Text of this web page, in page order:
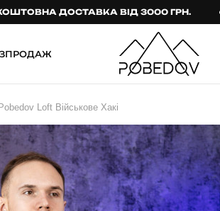
ДОСТАВКА ВІД 3000 ГРН.
Брюки
Джогери
Карго
Спортивні штани
Тактичний
одяг
Тактичний
одяг
Loft Військове Хакі